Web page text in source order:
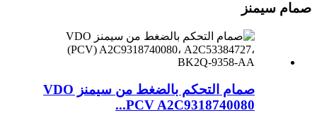
صمام سيمنز
صمام التحكم بالضغط من سيمنز VDO
PCV A2C9318740080...